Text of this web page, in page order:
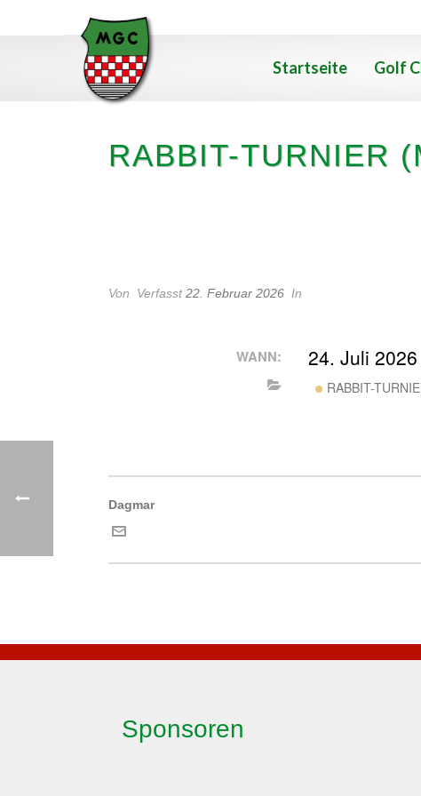
Startseite Golf
RABBIT-TURNIER
Von Verfasst22. Februar 2026 In
WANN: 24. Juli
RABBIT-
Dagmar
Sponsoren